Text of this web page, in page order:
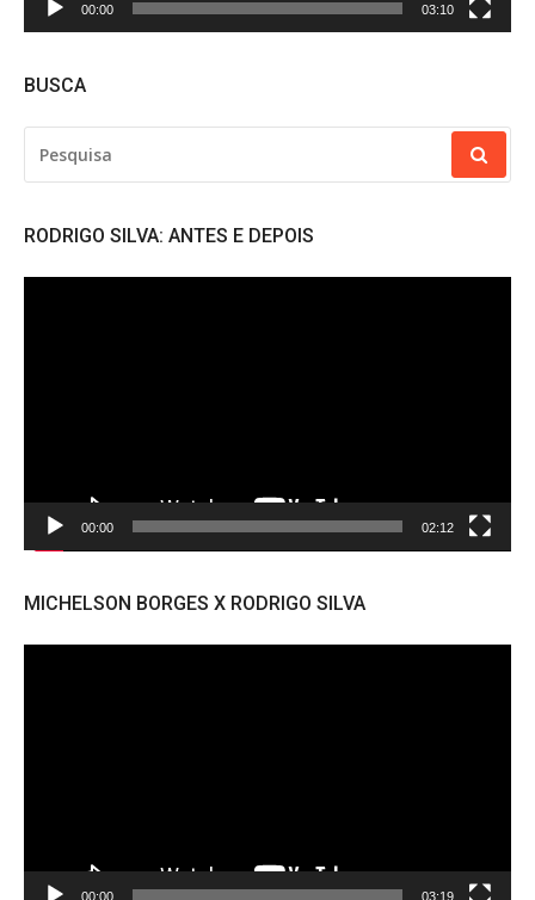
00:00 03:10
BUSCA
POR:
RODRIGO SILVA: ANTES E DEPOIS
00:00 02:12
MICHELSON BORGES X RODRIGO SILVA
00:00 03:19